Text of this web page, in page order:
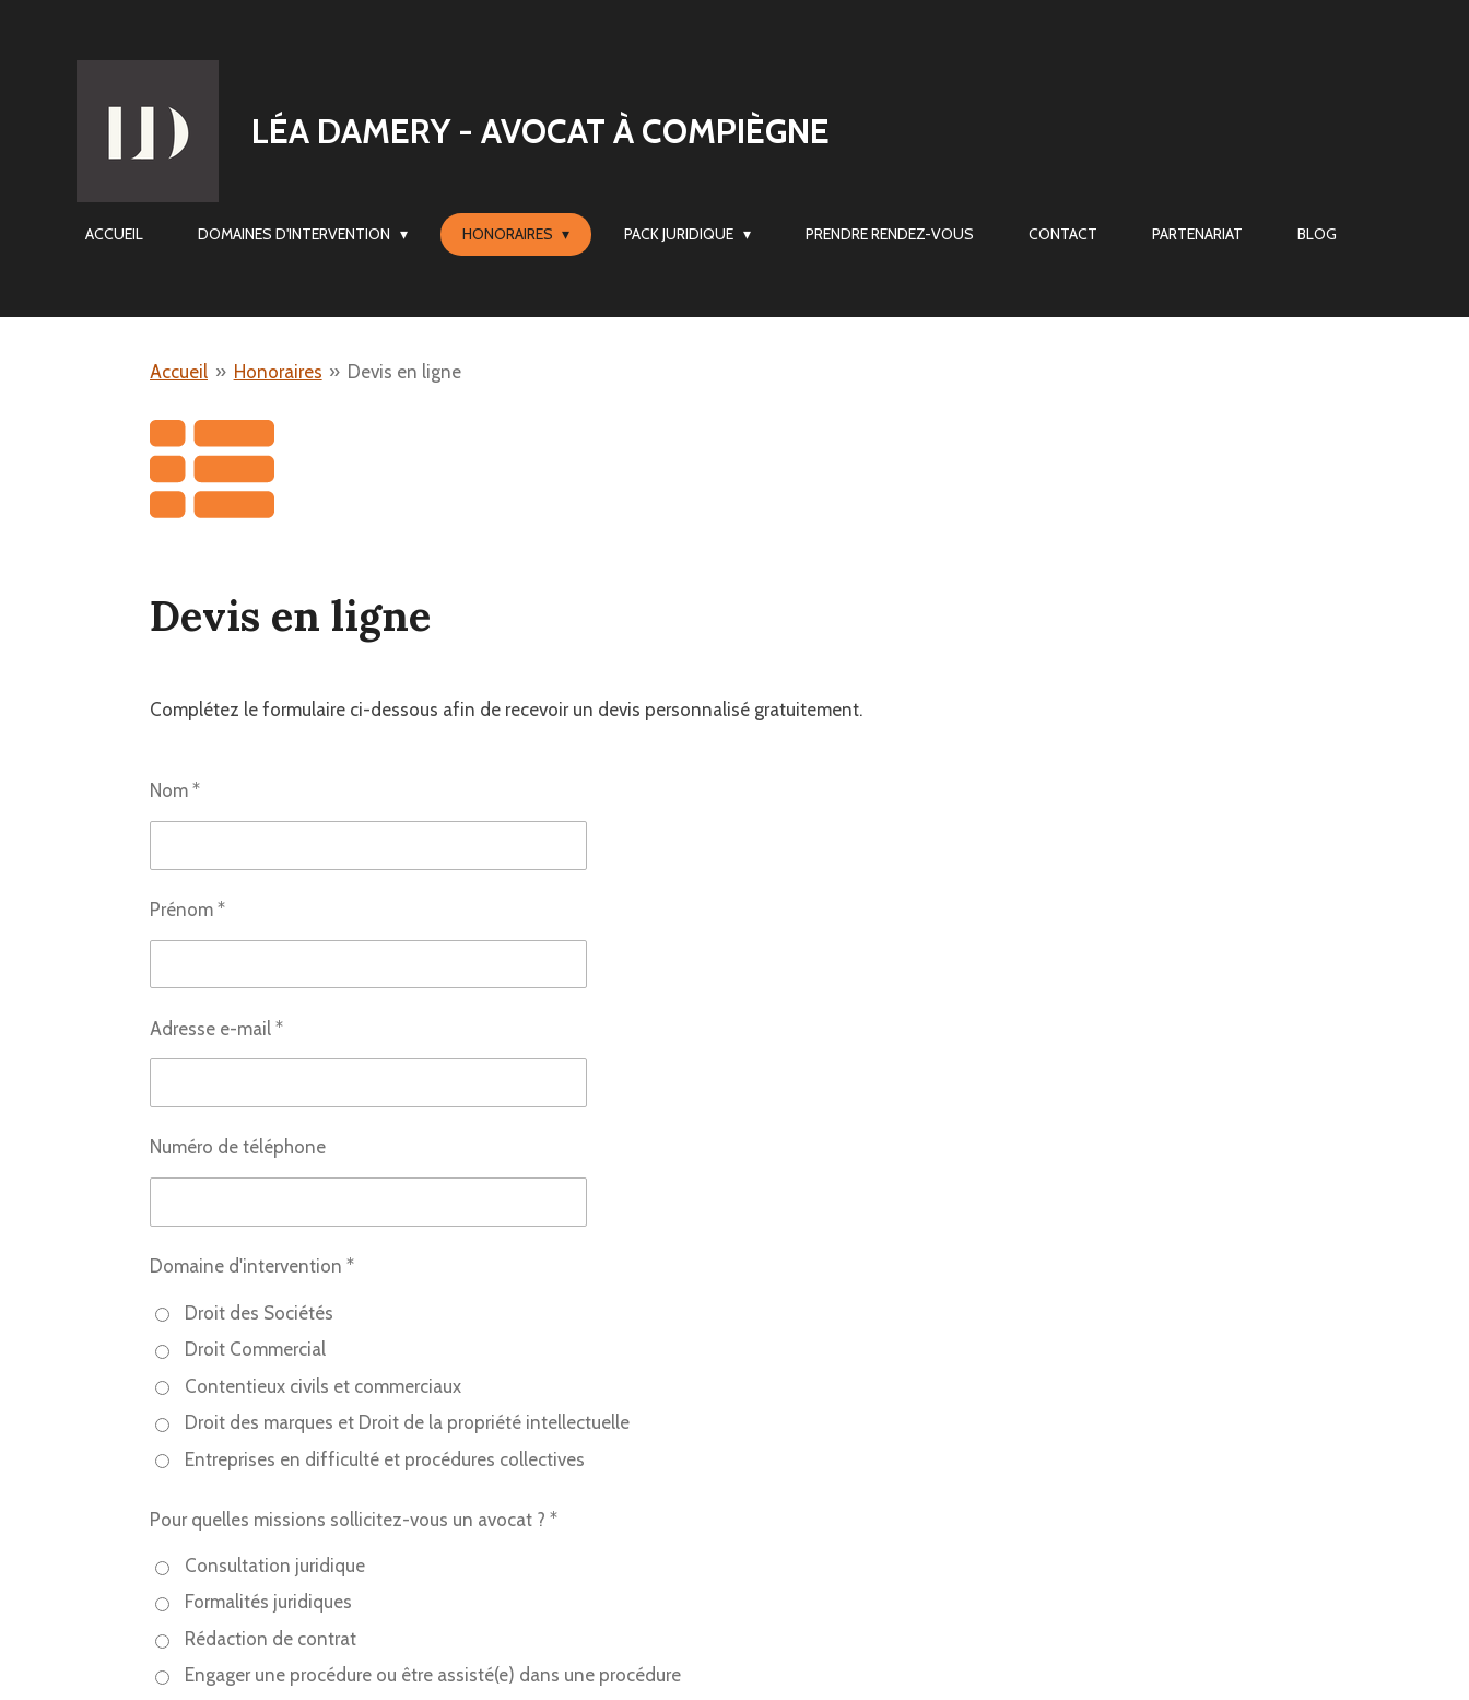
LÉA DAMERY - AVOCAT À COMPIÈGNE
ACCUEIL DOMAINES D'INTERVENTION HONORAIRES PACK JURIDIQUE PRENDRE RENDEZ-VOUS CONTACT PARTENARIAT BLOG
Accueil » Honoraires » Devis en ligne
Devis en ligne
Complétez le formulaire ci-dessous afin de recevoir un devis personnalisé gratuitement.
Nom *
Prénom *
Adresse e-mail *
Numéro de téléphone
Domaine d'intervention *
Droit des Sociétés
Droit Commercial
Contentieux civils et commerciaux
Droit des marques et Droit de la propriété intellectuelle
Entreprises en difficulté et procédures collectives
Pour quelles missions sollicitez-vous un avocat ? *
Consultation juridique
Formalités juridiques
Rédaction de contrat
Engager une procédure ou être assisté(e) dans une procédure